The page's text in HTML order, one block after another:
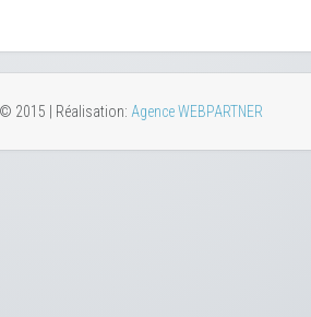
2015 | Réalisation: Agence WEBPARTNER